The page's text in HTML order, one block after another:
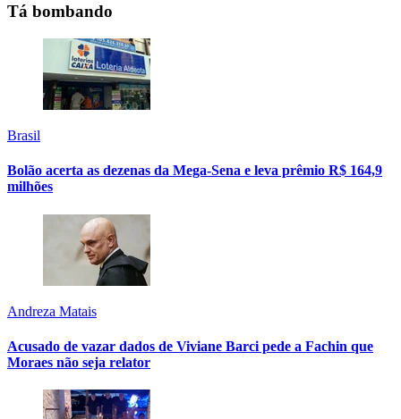
Tá bombando
Brasil
Bolão acerta as dezenas da Mega-Sena e leva prêmio R$ 164,9
milhões
Andreza Matais
Acusado de vazar dados de Viviane Barci pede a Fachin que
Moraes não seja relator